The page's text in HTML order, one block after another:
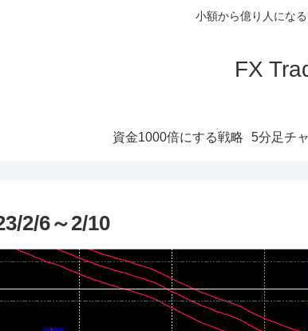
小額から億り人にな
FX
資金1000倍にする戦略 5分足チ
2/6～2/10